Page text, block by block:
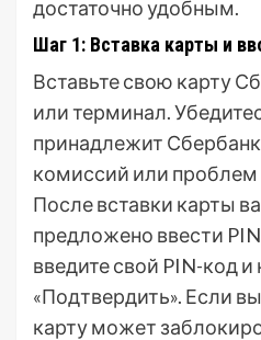
достаточно удобным.
Шаг 1: Вставка карты и
Вставьте свою карту
или терминал.
принадлежит
комиссий или проблем
После вставки карты
предложено ввести
введите свой PIN-код
«Подтвердить». Если
карту может